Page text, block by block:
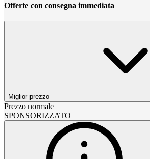
Offerte con consegna immediata
Miglior prezzo
Prezzo normale
SPONSORIZZATO